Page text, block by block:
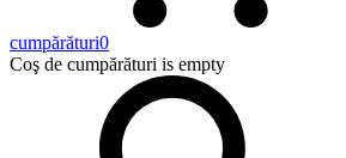
cumpărături0
Coş de cumpărături is empty